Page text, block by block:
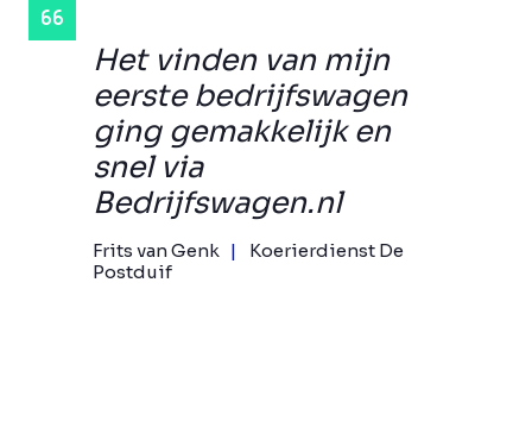
Het vinden van mijn
eerste bedrijfswagen
ging gemakkelijk en
snel via
Bedrijfswagen.nl
Frits van Genk
Koerierdienst De
Postduif